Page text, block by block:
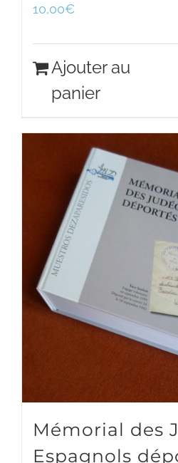
10,00€
Ajouter au
panier
Mémorial des
Espagnols